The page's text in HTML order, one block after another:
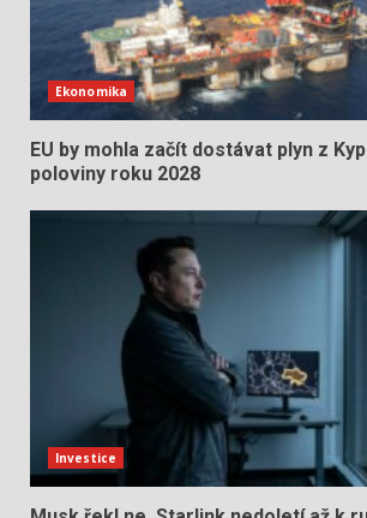
Ekonomika
EU by mohla začít dostávat plyn z
poloviny roku 2028
Investice